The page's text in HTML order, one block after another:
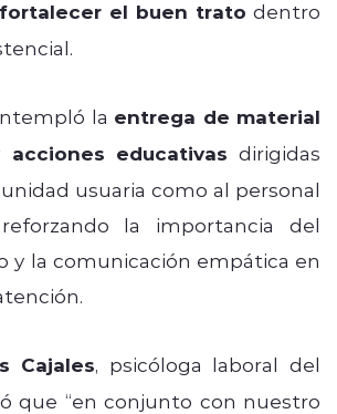
el buen trato dentro
la entrega de material
educativas dirigidas
usuaria como al personal
la importancia del
y la comunicación empática en
Cajales, psicóloga laboral del
que “en conjunto con nuestro